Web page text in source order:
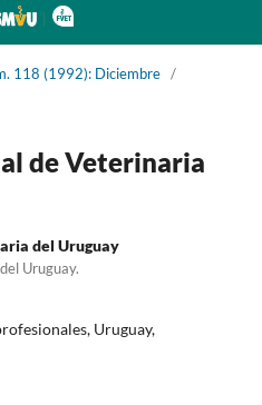
118 (1992): Diciembre /
de Veterinaria
del Uruguay
Uruguay.
Uruguay,